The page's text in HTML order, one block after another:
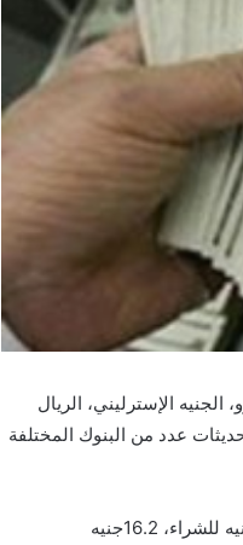
اليورو، الجنيه الإسترليني، الريال
عدد من البنوك المختلفة
استقر سعر الدولار اليوم أمام الجنيه المصري اليوم، وفقاً لآخر تحديثات بنك مصر وسجل 16.1 جنيه للشراء، 16.2جنيه